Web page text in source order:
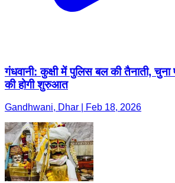
गंधवानी: कुक्षी में पुलिस बल की तैनाती, चुना
की होगी शुरुआत
Gandhwani, Dhar | Feb 18, 2026